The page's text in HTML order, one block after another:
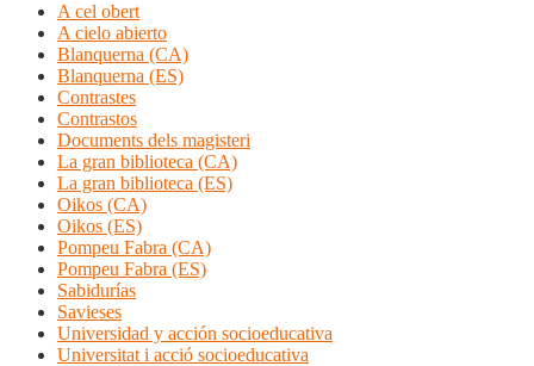
A cel obert
A cielo abierto
Blanquerna (CA)
Blanquerna (ES)
Contrastes
Contrastos
Documents dels magisteri
La gran biblioteca (CA)
La gran biblioteca (ES)
Oikos (CA)
Oikos (ES)
Pompeu Fabra (CA)
Pompeu Fabra (ES)
Sabidurías
Savieses
Universidad y acción socioeducativa
Universitat i acció socioeducativa